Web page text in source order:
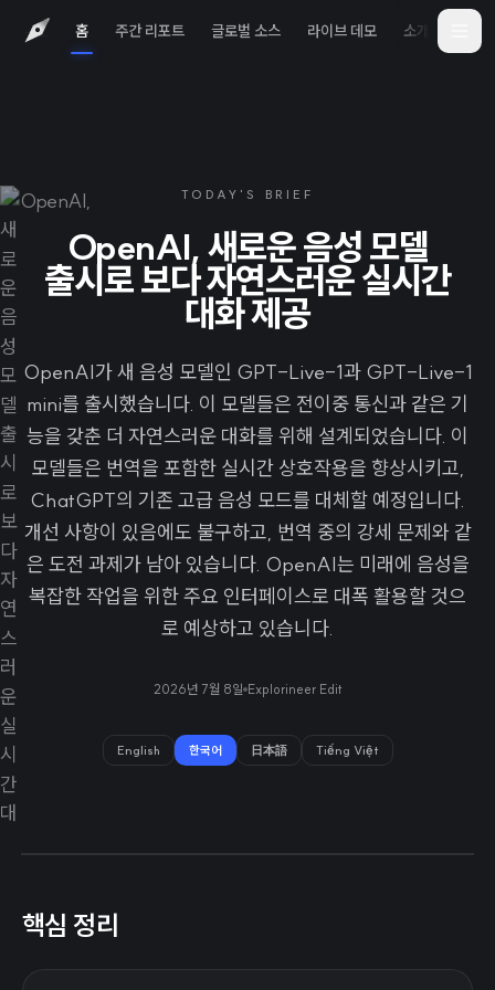
홈 주간 리포트 글로벌 소스 라이브 데모 소개
TODAY'S BRIEF
OpenAI, 새로운 음성 모델
출시로 보다 자연스러운 실시간
대화 제공
OpenAI가 새 음성 모델인 GPT-Live-1과 GPT-Live-1
mini를 출시했습니다. 이 모델들은 전이중 통신과 같은 기
능을 갖춘 더 자연스러운 대화를 위해 설계되었습니다. 이
모델들은 번역을 포함한 실시간 상호작용을 향상시키고,
ChatGPT의 기존 고급 음성 모드를 대체할 예정입니다.
개선 사항이 있음에도 불구하고, 번역 중의 강세 문제와 같
은 도전 과제가 남아 있습니다. OpenAI는 미래에 음성을
복잡한 작업을 위한 주요 인터페이스로 대폭 활용할 것으
로 예상하고 있습니다.
2026년 7월 8일 Explorineer Edit
English 한국어 日本語 Tiếng Việt
핵심 정리